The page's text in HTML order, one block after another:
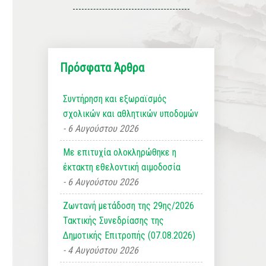
Πρόσφατα Άρθρα
Συντήρηση και εξωραϊσμός
σχολικών και αθλητικών υποδομών
6 Αυγούστου 2026
Με επιτυχία ολοκληρώθηκε η
έκτακτη εθελοντική αιμοδοσία
6 Αυγούστου 2026
Ζωντανή μετάδοση της 29ης/2026
Τακτικής Συνεδρίασης της
Δημοτικής Επιτροπής (07.08.2026)
4 Αυγούστου 2026